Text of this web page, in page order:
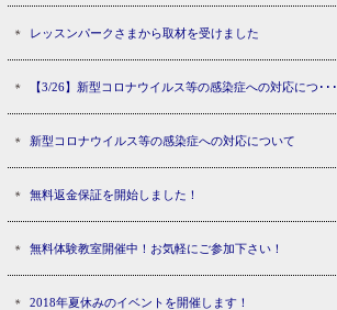
レッスンパークさまから取材を受けました
【3/26】新型コロナウイルス等の感染症への対応につ･･･
新型コロナウイルス等の感染症への対応について
無料返金保証を開始しました！
無料体験教室開催中！お気軽にご参加下さい！
2018年夏休みのイベントを開催します！